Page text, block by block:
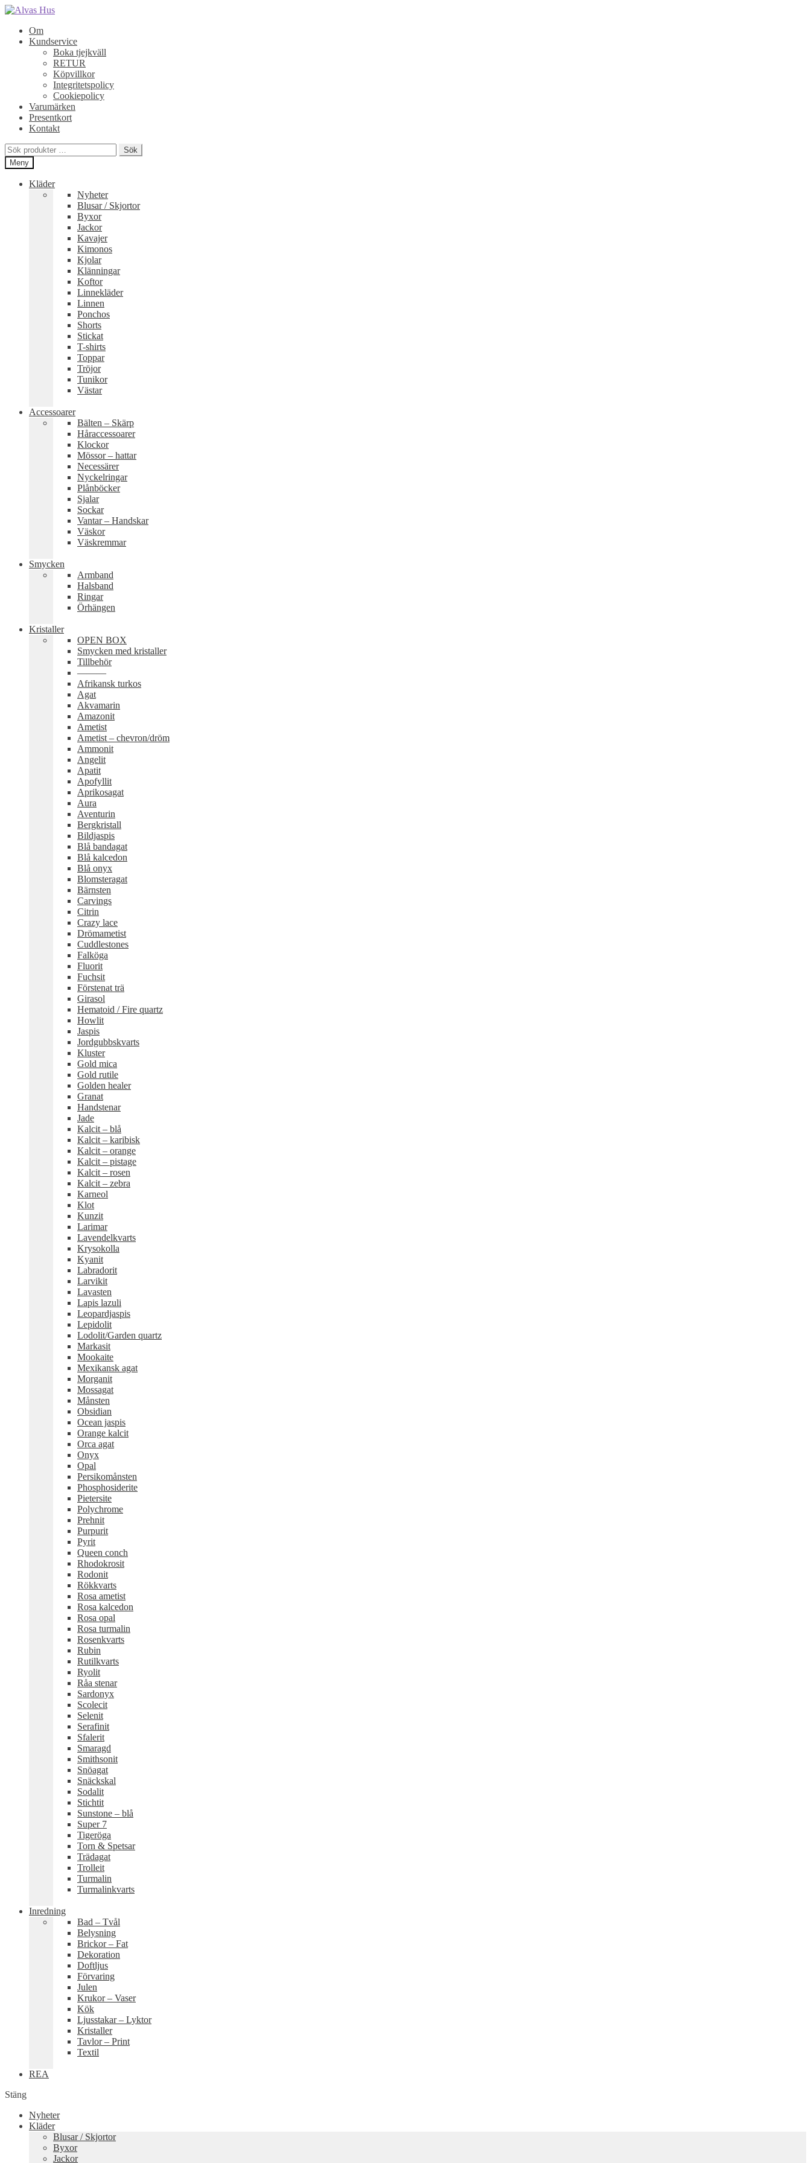
Hoppa
navigering
Hoppa
innehållOm
Kundservice
Boka tjejkväll
RETUR
Köpvillkor
Integritetspolicy
Cookiepolicy
Varumärken
Presentkort
Kontakt
Sök
efter:
Sök
Meny
Kläder
Nyheter
Blusar / Skjortor
Byxor
Jackor
Kavajer
Kimonos
Kjolar
Klänningar
Koftor
Linnekläder
Linnen
Ponchos
Shorts
Stickat
T-shirts
Toppar
Tröjor
Tunikor
Västar
Accessoarer
Bälten – Skärp
Håraccessoarer
Klockor
Mössor – hattar
Necessärer
Nyckelringar
Plånböcker
Sjalar
Sockar
Vantar – Handskar
Väskor
Väskremmar
Smycken
Armband
Halsband
Ringar
Örhängen
Kristaller
OPEN BOX
Smycken med kristaller
Tillbehör
———
Afrikansk turkos
Agat
Akvamarin
Amazonit
Ametist
Ametist – chevron/dröm
Ammonit
Angelit
Apatit
Apofyllit
Aprikosagat
Aura
Aventurin
Bergkristall
Bildjaspis
Blå bandagat
Blå kalcedon
Blå onyx
Blomsteragat
Bärnsten
Carvings
Citrin
Crazy lace
Drömametist
Cuddlestones
Falköga
Fluorit
Fuchsit
Förstenat trä
Girasol
Hematoid / Fire quartz
Howlit
Jaspis
Jordgubbskvarts
Kluster
Gold mica
Gold rutile
Golden healer
Granat
Handstenar
Jade
Kalcit – blå
Kalcit – karibisk
Kalcit – orange
Kalcit – pistage
Kalcit – rosen
Kalcit – zebra
Karneol
Klot
Kunzit
Larimar
Lavendelkvarts
Krysokolla
Kyanit
Labradorit
Larvikit
Lavasten
Lapis lazuli
Leopardjaspis
Lepidolit
Lodolit/Garden quartz
Markasit
Mookaite
Mexikansk agat
Morganit
Mossagat
Månsten
Obsidian
Ocean jaspis
Orange kalcit
Orca agat
Onyx
Opal
Persikomånsten
Phosphosiderite
Pietersite
Polychrome
Prehnit
Purpurit
Pyrit
Queen conch
Rhodokrosit
Rodonit
Rökkvarts
Rosa ametist
Rosa kalcedon
Rosa opal
Rosa turmalin
Rosenkvarts
Rubin
Rutilkvarts
Ryolit
Råa stenar
Sardonyx
Scolecit
Selenit
Serafinit
Sfalerit
Smaragd
Smithsonit
Snöagat
Snäckskal
Sodalit
Stichtit
Sunstone – blå
Super 7
Tigeröga
Torn & Spetsar
Trädagat
Trolleit
Turmalin
Turmalinkvarts
Inredning
Bad – Tvål
Belysning
Brickor – Fat
Dekoration
Doftljus
Förvaring
Julen
Krukor – Vaser
Kök
Ljusstakar – Lyktor
Kristaller
Tavlor – Print
Textil
REA
Stäng
Nyheter
Kläder
Blusar / Skjortor
Byxor
Jackor